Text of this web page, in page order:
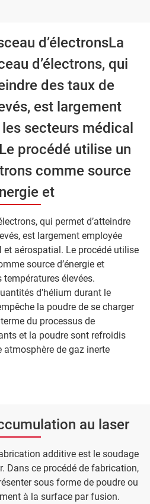
d’électronsLa
d’électrons, qui
des taux de
est largement
secteurs médical
procédé utilise un
comme source
et
qui permet d’atteindre
est largement employée
aérospatial. Le procédé utilise
source d’énergie et
températures élevées.
d’hélium durant le
la poudre de se charger
du processus de
et la poudre sont refroidis
de gaz inerte
au laser
additive est le soudage
Dans ce procédé de fabrication,
sous forme de poudre ou
à la surface par fusion.